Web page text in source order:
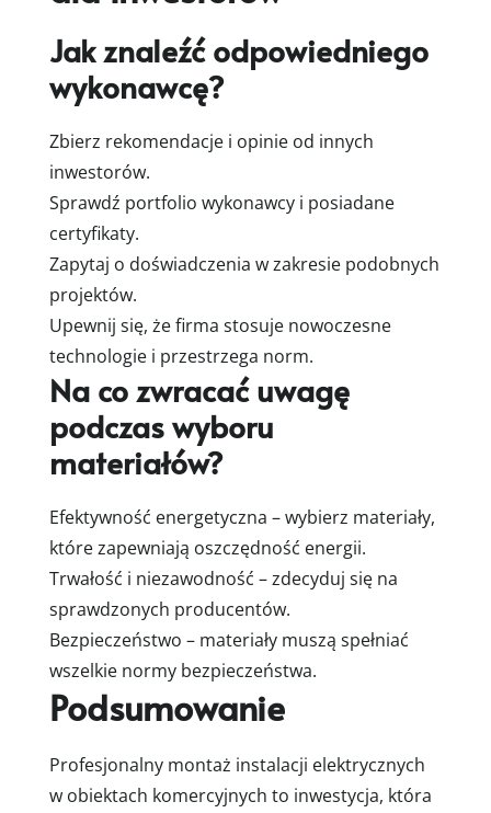
Jak znaleźć odpowiedniego
wykonawcę?
Zbierz rekomendacje i opinie od innych
inwestorów.
Sprawdź portfolio wykonawcy i posiadane
certyfikaty.
Zapytaj o doświadczenia w zakresie podobnych
projektów.
Upewnij się, że firma stosuje nowoczesne
technologie i przestrzega norm.
Na co zwracać uwagę
podczas wyboru
materiałów?
Efektywność energetyczna – wybierz materiały,
które zapewniają oszczędność energii.
Trwałość i niezawodność – zdecyduj się na
sprawdzonych producentów.
Bezpieczeństwo – materiały muszą spełniać
wszelkie normy bezpieczeństwa.
Podsumowanie
Profesjonalny montaż instalacji elektrycznych
w obiektach komercyjnych to inwestycja, która